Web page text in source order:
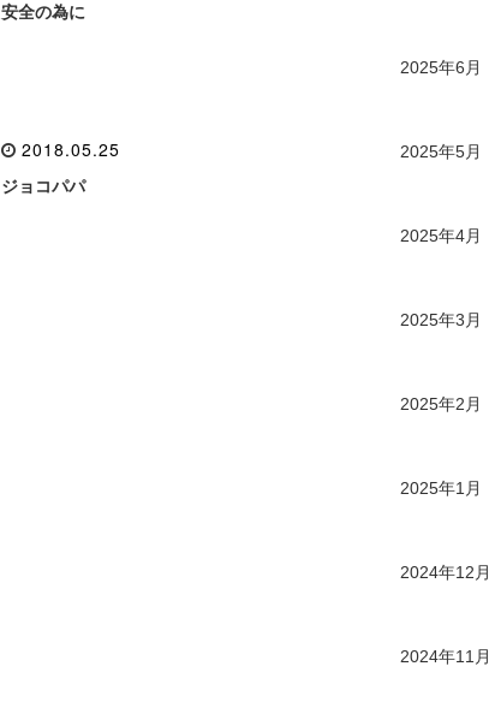
安全の為に
2018.05.25
ジョコパパ
2025年6月
2025年5月
2025年4月
2025年3月
2025年2月
2025年1月
2024年12月
2024年11月